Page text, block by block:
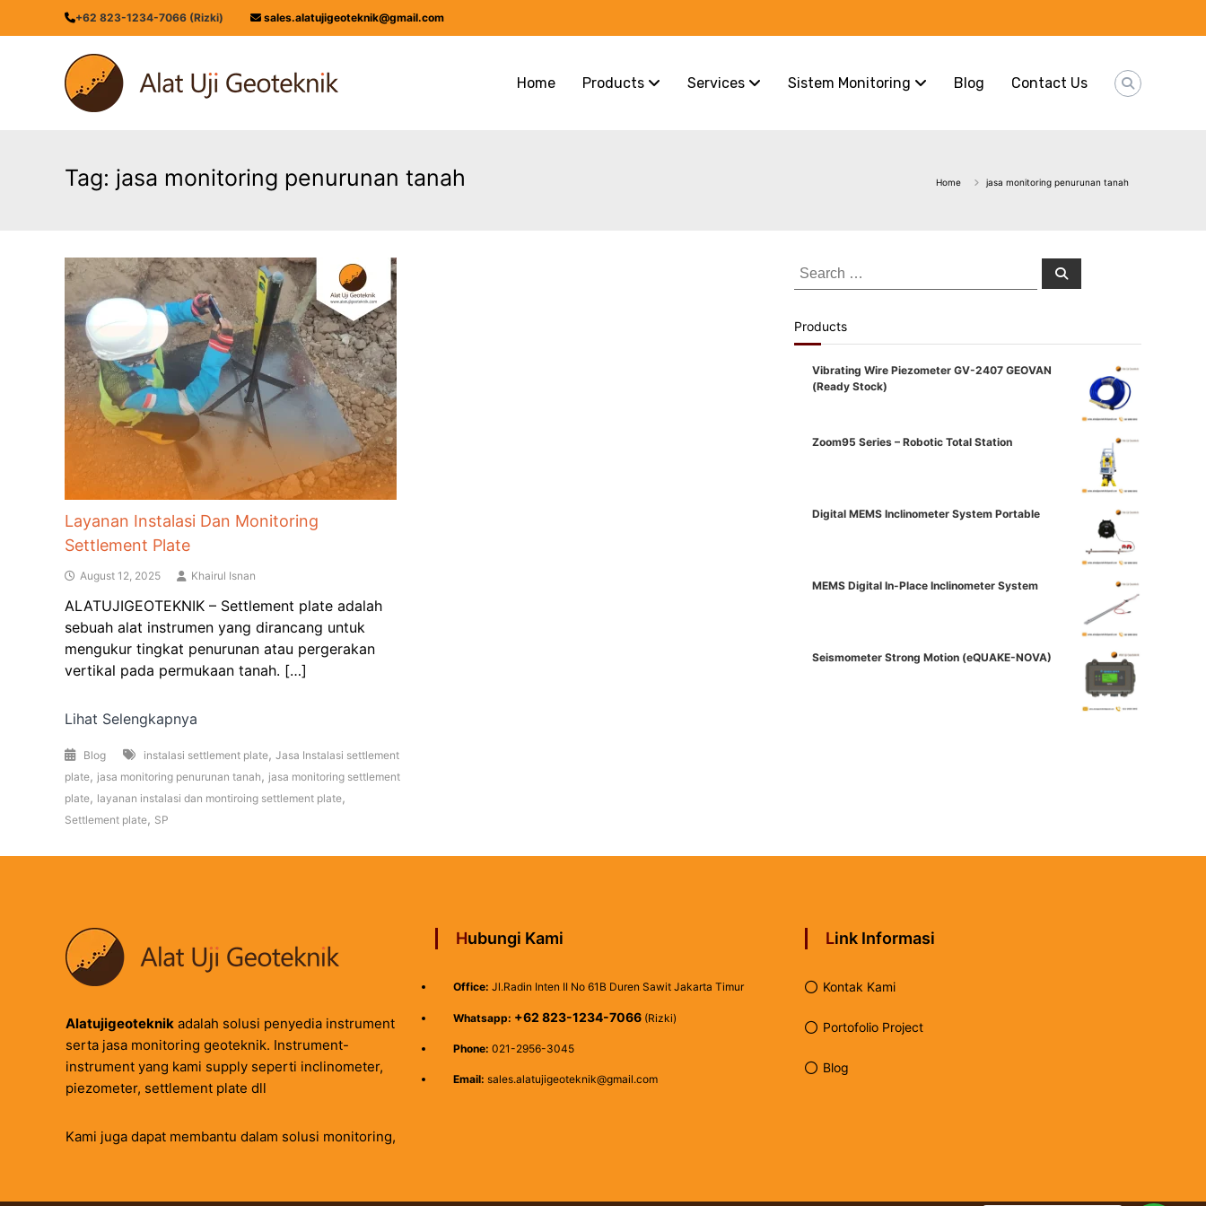
to
+62 823-1234-7066 (Rizki) sales.alatujigeoteknik@gmail.com
ALATUJIGEOTEKNIK.COM
DISTRIBUTOR
INSTRUMENT
MONITORING
GEOTEKNIK
Home Products Services Sistem Monitoring Blog Contact Us
Tag: jasa monitoring penurunan tanah Home jasa monitoring penurunan tanah
Layanan Instalasi Dan Monitoring
Settlement Plate
August 12, 2025 Khairul Isnan
ALATUJIGEOTEKNIK – Settlement plate adalah
sebuah alat instrumen yang dirancang untuk
mengukur tingkat penurunan atau pergerakan
vertikal pada permukaan tanah. […]
Lihat Selengkapnya
Blog instalasi settlement plate, Jasa Instalasi settlement
plate, jasa monitoring penurunan tanah , jasa monitoring settlement
plate, layanan instalasi dan montiroing settlement plate,
Settlement plate, SP
Search
for:
Search
Products
Vibrating Wire Piezometer GV-2407 GEOVAN
(Ready Stock)
Zoom95 Series – Robotic Total Station
Digital MEMS Inclinometer System Portable
MEMS Digital In-Place Inclinometer System
Seismometer Strong Motion (eQUAKE-NOVA)
Alatujigeoteknik adalah solusi penyedia instrument
serta jasa monitoring geoteknik. Instrument-
instrument yang kami supply seperti inclinometer,
piezometer, settlement plate dll
Kami juga dapat membantu dalam solusi monitoring,
Hubungi Kami
Office: Jl.Radin Inten II No 61B Duren Sawit Jakarta Timur
Whatsapp: +62 823-1234-7066 (Rizki)
Phone: 021-2956-3045
Email: sales.alatujigeoteknik@gmail.com
Link Informasi
Kontak Kami
Portofolio Project
Blog